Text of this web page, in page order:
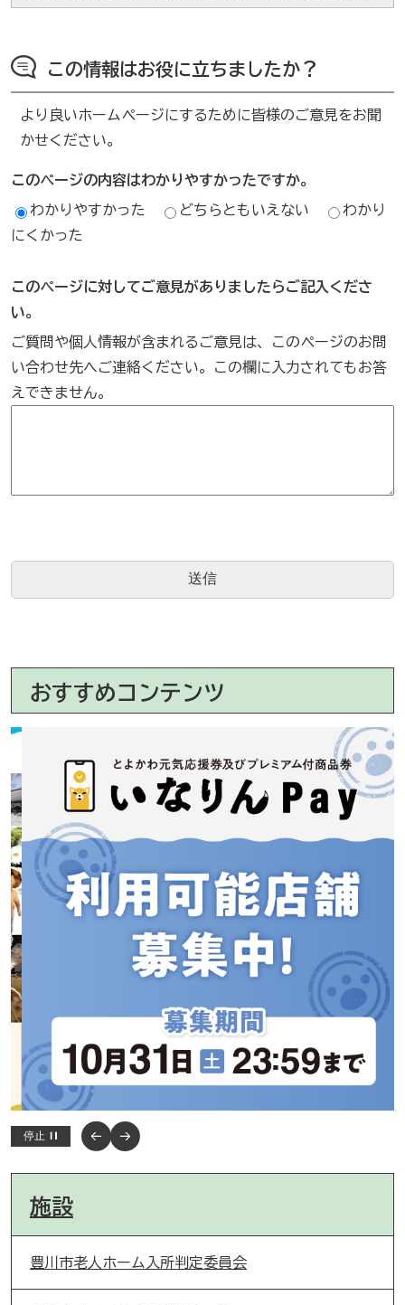
この情報はお役に立ちましたか？
より良いホームページにするために皆様のご意見をお聞
かせください。
このページの内容はわかりやすかったですか。
わかりやすかった どちらともいえない
わかり
にくかった
このページに対してご意見がありましたらご記入くださ
い。
ご質問や個人情報が含まれるご意見は、このページのお問
い合わせ先へご連絡ください。この欄に入力されてもお答
えできません。
おすすめコンテンツ
停止
施設
豊川市老人ホーム入所判定委員会